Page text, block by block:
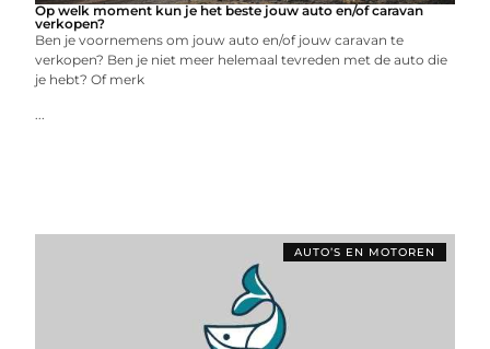
Op welk moment kun je het beste jouw auto en/of caravan
verkopen?
Ben je voornemens om jouw auto en/of jouw caravan te
verkopen? Ben je niet meer helemaal tevreden met de auto die
je hebt? Of merk
...
AUTO’S EN MOTOREN